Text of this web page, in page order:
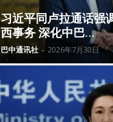
习近平同卢拉通话强
西事务 深化中巴...
巴中通讯社 - 2026年7月30日